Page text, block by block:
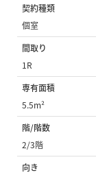
契約種類
個室
間取り
1R
専有面積
5.5m²
階/階数
2/3階
向き